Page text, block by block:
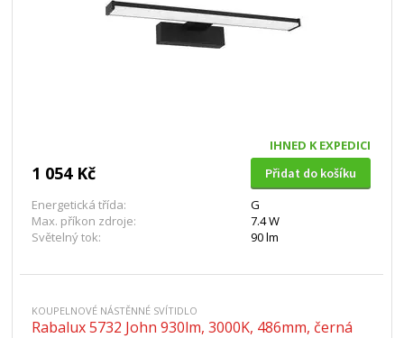
IHNED K EXPEDICI
1 054 Kč
Přidat do košíku
Energetická třída:
G
Max. příkon zdroje:
7.4 W
Světelný tok:
90 lm
KOUPELNOVÉ NÁSTĚNNÉ SVÍTIDLO
Rabalux 5732 John 930lm, 3000K, 486mm, černá